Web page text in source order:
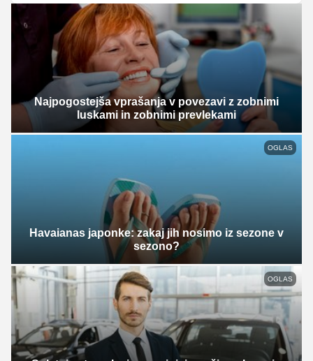
Najpogostejša vprašanja v povezavi z zobnimi
luskami in zobnimi prevlekami
OGLAS
Havaianas japonke: zakaj jih nosimo iz sezone v
sezono?
OGLAS